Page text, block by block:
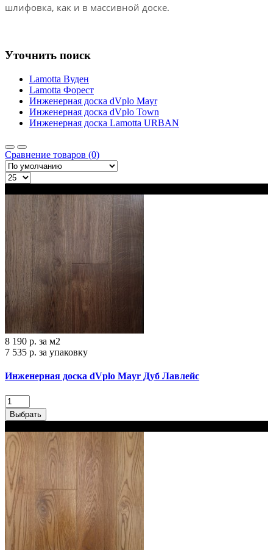
шлифовка, как и в массивной доске.
Уточнить поиск
Lamotta Вуден
Lamotta Форест
Инженерная доска dVplo Mayr
Инженерная доска dVplo Town
Инженерная доска Lamotta URBAN
Сравнение товаров (0)
8 190 р. за м2
7 535 р. за упаковку
Инженерная доска dVplo Mayr Дуб Лавлейс
Выбрать